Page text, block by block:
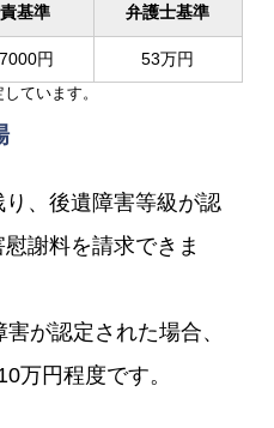
ています。
基準 弁護士基準
円 53万円
、後遺障害等級が認
謝料を請求できま
が認定された場合、
万円程度です。